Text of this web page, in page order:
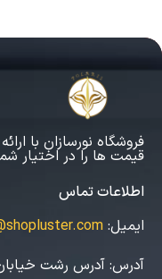
فروشگاه نورسازان با
قیمت ها را در اختیار
اطلاعات تماس
ایمیل:
آدرس: آدرس رشت